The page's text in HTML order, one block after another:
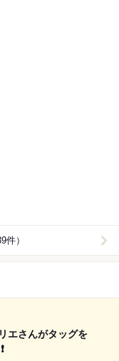
件）
エさんがタッグを